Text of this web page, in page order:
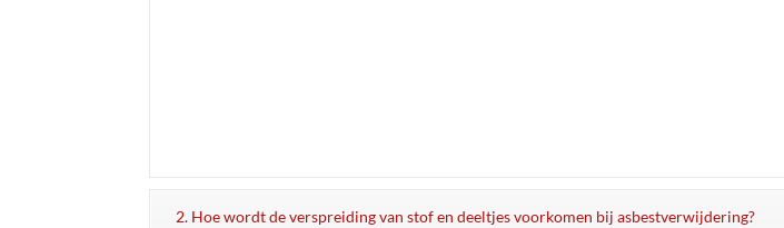
2. Hoe wordt de verspreiding van stof en deeltjes voorkomen bij asbestverwijdering?